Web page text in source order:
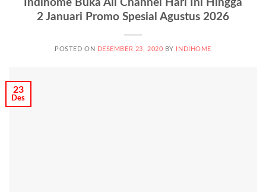
Indihome Buka All Channel Hari Ini Hingga
2 Januari Promo Spesial Agustus 2026
POSTED ON DESEMBER 23, 2020 BY INDIHOME
23
Des